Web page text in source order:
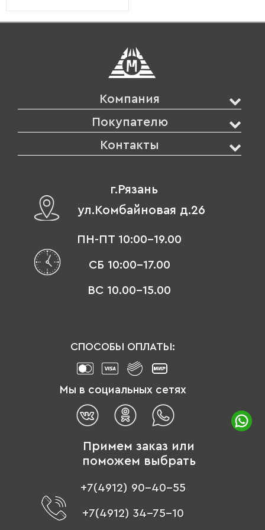
Компания
Покупателю
Контакты
г.Рязань
ул.Комбайновая д.26
ПН-ПТ 10:00-19.00
СБ 10:00-17.00
ВС 10.00-15.00
СПОСОБЫ ОПЛАТЫ:
Мы в социальных сетях
Примем заказ или
поможем выбрать
+7(4912) 90-40-55
+7(4912) 34-75-10